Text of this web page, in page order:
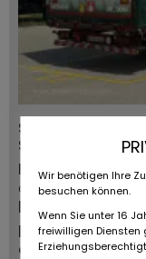
Schmitz
Schuifzeil
Fournisseurs:
apprendre encore
la ville / code
postalCode
emplacement:
Wir benötigen Ihre
besuchen können.
Wenn Sie unter 16
freiwilligen Diensten